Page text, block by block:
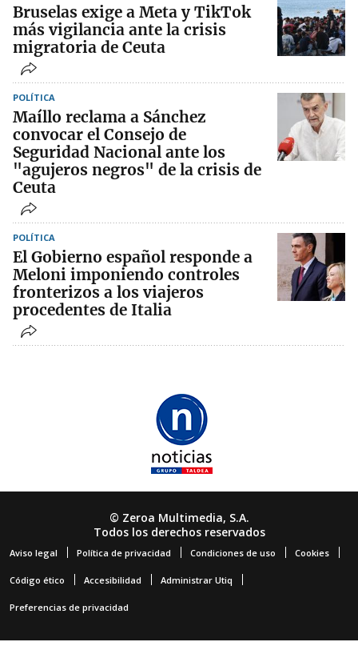
Bruselas exige a Meta y TikTok
más vigilancia ante la crisis
migratoria de Ceuta
POLÍTICA
Maíllo reclama a Sánchez
convocar el Consejo de
Seguridad Nacional ante los
"agujeros negros" de la crisis de
Ceuta
POLÍTICA
El Gobierno español responde a
Meloni imponiendo controles
fronterizos a los viajeros
procedentes de Italia
© Zeroa Multimedia, S.A.
Todos los derechos reservados
Aviso legal Política de privacidad Condiciones de uso Cookies
Código ético Accesibilidad Administrar Utiq
Preferencias de privacidad